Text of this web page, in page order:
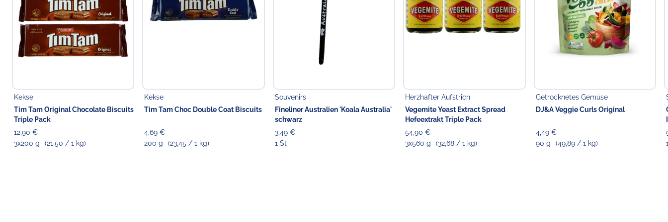
Kekse
Tim Tam Original Chocolate Biscuits
Triple Pack
12,90 €
3x200 g
(21,50 / 1 kg)
Kekse
Tim Tam Choc Double Coat Biscuits
4,69 €
200 g
(23,45 / 1 kg)
Souvenirs
Fineliner Australien 'Koala Australia'
schwarz
3,49 €
1 St
Herzhafter Aufstrich
Vegemite Yeast Extract Spread
Hefeextrakt Triple Pack
54,90 €
3x560 g
(32,68 / 1 kg)
Getrocknetes Gemüse
DJ&A Veggie Curls Original
4,49 €
90 g
(49,89 / 1 kg)